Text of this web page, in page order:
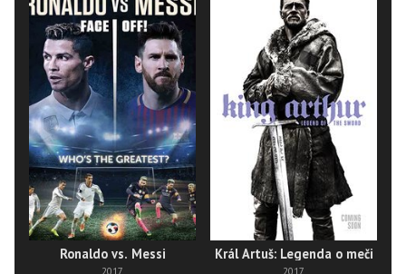
Ronaldo vs. Messi
2017
Král Artuš: Legenda o meči
2017